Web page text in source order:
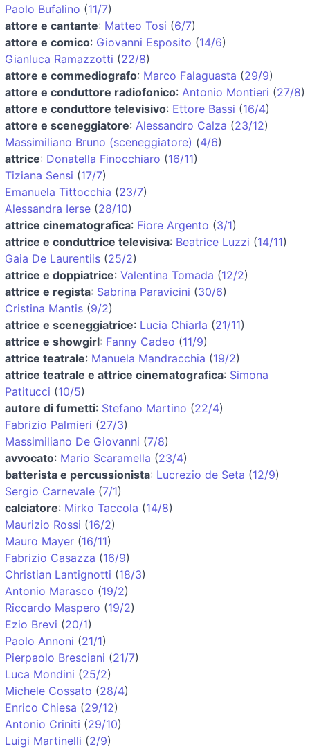
Paolo Bufalino (11/7)
attore e cantante: Matteo Tosi (6/7)
attore e comico: Giovanni Esposito (14/6)
Gianluca Ramazzotti (22/8)
attore e commediografo: Marco Falaguasta (29/9)
attore e conduttore radiofonico: Antonio Montieri (27/8)
attore e conduttore televisivo: Ettore Bassi (16/4)
attore e sceneggiatore: Alessandro Calza (23/12)
Massimiliano Bruno (sceneggiatore) (4/6)
attrice: Donatella Finocchiaro (16/11)
Tiziana Sensi (17/7)
Emanuela Tittocchia (23/7)
Alessandra Ierse (28/10)
attrice cinematografica: Fiore Argento (3/1)
attrice e conduttrice televisiva: Beatrice Luzzi (14/11)
Gaia De Laurentiis (25/2)
attrice e doppiatrice: Valentina Tomada (12/2)
attrice e regista: Sabrina Paravicini (30/6)
Cristina Mantis (9/2)
attrice e sceneggiatrice: Lucia Chiarla (21/11)
attrice e showgirl: Fanny Cadeo (11/9)
attrice teatrale: Manuela Mandracchia (19/2)
attrice teatrale e attrice cinematografica: Simona
Patitucci (10/5)
autore di fumetti: Stefano Martino (22/4)
Fabrizio Palmieri (27/3)
Massimiliano De Giovanni (7/8)
avvocato: Mario Scaramella (23/4)
batterista e percussionista: Lucrezio de Seta (12/9)
Sergio Carnevale (7/1)
calciatore: Mirko Taccola (14/8)
Maurizio Rossi (16/2)
Mauro Mayer (16/11)
Fabrizio Casazza (16/9)
Christian Lantignotti (18/3)
Antonio Marasco (19/2)
Riccardo Maspero (19/2)
Ezio Brevi (20/1)
Paolo Annoni (21/1)
Pierpaolo Bresciani (21/7)
Luca Mondini (25/2)
Michele Cossato (28/4)
Enrico Chiesa (29/12)
Antonio Criniti (29/10)
Luigi Martinelli (2/9)